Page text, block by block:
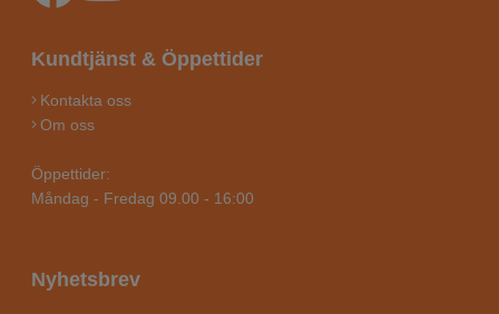
Kundtjänst & Öppettider
Kontakta oss
Om oss
Öppettider:
Måndag - Fredag 09.00 - 16:00
Nyhetsbrev